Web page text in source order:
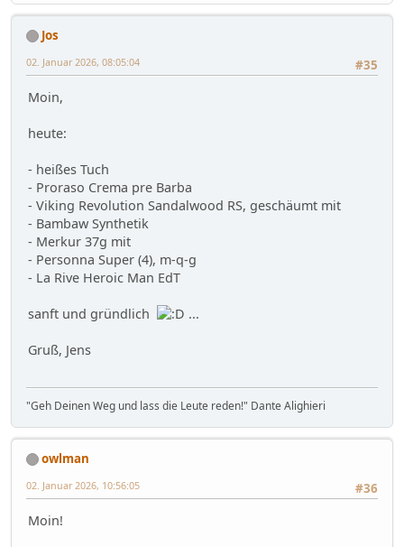
Jos
#35
02. Januar 2026, 08:05:04
Moin,
heute:
- heißes Tuch
- Proraso Crema pre Barba
- Viking Revolution Sandalwood RS, geschäumt mit
- Bambaw Synthetik
- Merkur 37g mit
- Personna Super (4), m-q-g
- La Rive Heroic Man EdT
sanft und gründlich ...
Gruß, Jens
"Geh Deinen Weg und lass die Leute reden!" Dante Alighieri
owlman
#36
02. Januar 2026, 10:56:05
Moin!